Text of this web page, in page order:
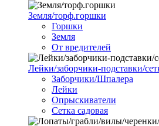
Земля/торф.горшки
Горшки
Земля
От вредителей
Лейки/заборчики-подставки/
Заборчики/Шпалера
Лейки
Опрыскиватели
Сетка садовая